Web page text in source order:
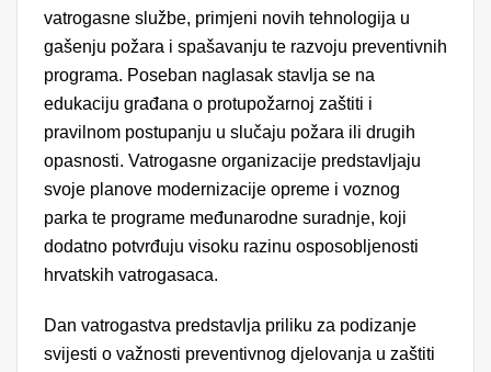
vatrogasne službe, primjeni novih tehnologija u
gašenju požara i spašavanju te razvoju preventivnih
programa. Poseban naglasak stavlja se na
edukaciju građana o protupožarnoj zaštiti i
pravilnom postupanju u slučaju požara ili drugih
opasnosti. Vatrogasne organizacije predstavljaju
svoje planove modernizacije opreme i voznog
parka te programe međunarodne suradnje, koji
dodatno potvrđuju visoku razinu osposobljenosti
hrvatskih vatrogasaca.
Dan vatrogastva predstavlja priliku za podizanje
svijesti o važnosti preventivnog djelovanja u zaštiti